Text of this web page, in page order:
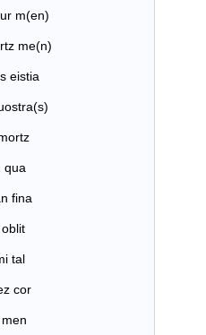
m(en)
me(n)
eistia
qua
fina
tal
cor